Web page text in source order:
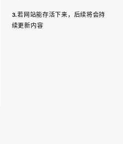
3.若网站能存活下来，后续将会持
续更新内容